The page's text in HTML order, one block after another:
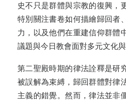
史不只是群體與宗教的復興，
特別關注書卷如何描繪歸回者
力，以及他們在重建信仰群體
議題與今日教會面對多元文化
第二聖殿時期的律法詮釋是研
被誤解為束縛，歸回群體對律
主義的錯覺。然而，律法並非